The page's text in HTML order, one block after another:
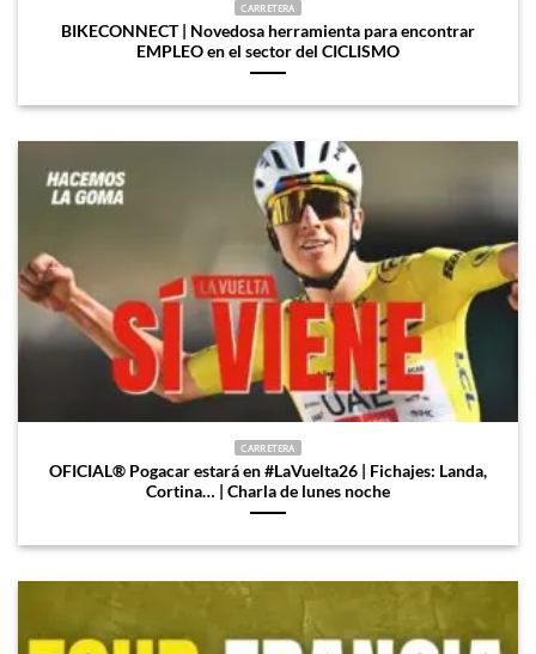
CARRETERA
BIKECONNECT | Novedosa herramienta para encontrar
EMPLEO en el sector del CICLISMO
CARRETERA
OFICIAL®️ Pogacar estará en #LaVuelta26 | Fichajes: Landa,
Cortina… | Charla de lunes noche